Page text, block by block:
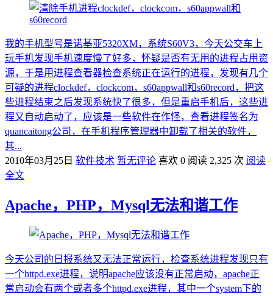
我的手机型号是诺基亚5320XM，系统S60V3，今天公交车上
玩手机发现手机速度慢了好多，怀疑是否有无用的进程占用资
源，于是用进程查看器检查系统正在运行的进程，发现有几个
可疑的进程clockdef，clockcom，s60appwall和s60record，把这
些进程结束之后发现系统快了很多，但是重启手机后，这些进
程又自动启动了，应该是一些软件在作怪，查看进程签名为
quancaitong公司，在手机程序管理器中卸载了相关的软件，
其...
2010年03月25日 软件技术 暂无评论 喜欢 0 阅读 2,325 次 阅读
全文
Apache，PHP，Mysql无法和谐工作
今天公司的日报系统又无法正常运行，检查系统进程发现只有
一个httpd.exe进程，说明apache应该没有正常启动，apache正
常启动会有两个或者多个httpd.exe进程，其中一个system下的